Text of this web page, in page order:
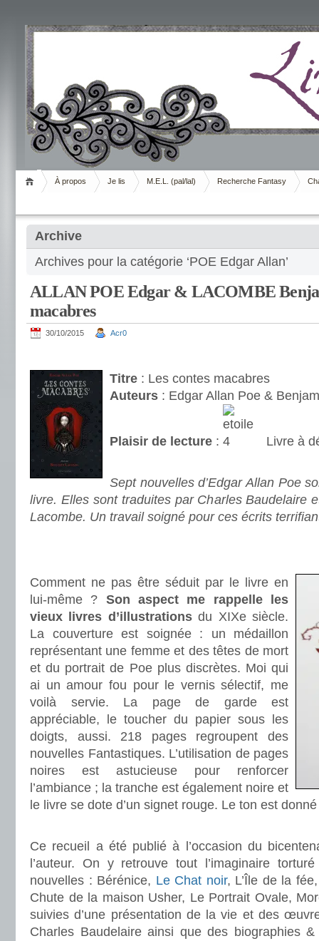
Livrement
À propos Je lis M.E.L. (pal/lal) Recherche Fantasy
Archive
Archives pour la catégorie ‘POE Edgar Allan’
ALLAN POE Edgar & LACOMBE
macabres
30/10/2015 Acr0
Titre : Les contes macabres
Auteurs : Edgar Allan Poe &
Plaisir de lecture :
Livre à
Sept nouvelles d’Edgar Allan Poe
livre. Elles sont traduites par Charles Baudelaire
Lacombe. Un travail soigné pour ces écrits
Comment ne pas être séduit par le livre en
lui-même ? Son aspect me rappelle les
vieux livres d’illustrationsdu XIXe siècle.
La couverture est soignée : un médaillon
représentant une femme et des têtes de mort
et du portrait de Poe plus discrètes. Moi qui
ai un amour fou pour le vernis sélectif, me
voilà servie. La page de garde est
appréciable, le toucher du papier sous les
doigts, aussi. 218 pages regroupent des
nouvelles Fantastiques. L’utilisation de pages
noires est astucieuse pour renforcer
l’ambiance ; la tranche est également noire et
le livre se dote d’un signet rouge. Le ton est
Ce recueil a été publié à l’occasion du
l’auteur. On y retrouve tout l’imaginaire
nouvelles : Bérénice, Le Chat noir, L’Île de la
Chute de la maison Usher, Le Portrait Ovale,
suivies d’une présentation de la vie et des
Charles Baudelaire ainsi que des biographies